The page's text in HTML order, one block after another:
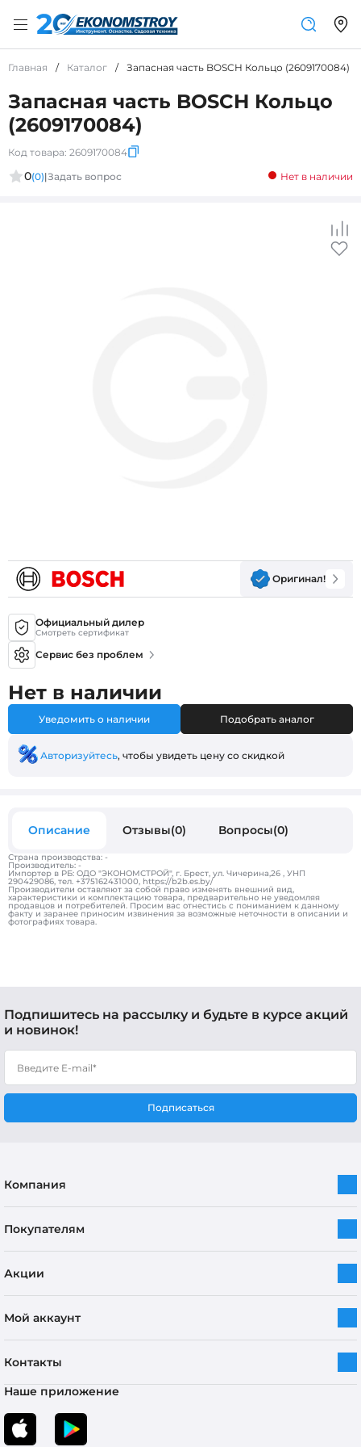
Главная / Каталог / Запасная часть BOSCH Кольцо (2609170084)
Запасная часть BOSCH Кольцо
(2609170084)
Код товара: 2609170084
0(0)|Задать вопрос Нет в наличии
Оригинал!
Официальный дилер
Смотреть сертификат
Сервис без проблем
Нет в наличии
Уведомить о наличии Подобрать аналог
Авторизуйтесь, чтобы увидеть цену со скидкой
Описание Отзывы(0) Вопросы(0)
Страна производства: -
Производитель: -
Импортер в РБ: ОДО "ЭКОНОМСТРОЙ", г. Брест, ул. Чичерина,26 , УНП
290429086, тел. +375162431000, https://b2b.es.by/
Производители оставляют за собой право изменять внешний вид,
характеристики и комплектацию товара, предварительно не уведомляя
продавцов и потребителей. Просим вас отнестись с пониманием к данному
факту и заранее приносим извинения за возможные неточности в описании и
фотографиях товара.
Подпишитесь на рассылку и будьте в курсе акций
и новинок!
Подписаться
Компания
Покупателям
Акции
Мой аккаунт
Контакты
Наше приложение